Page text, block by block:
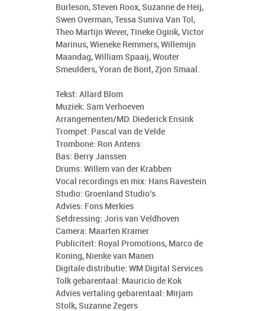
Burleson, Steven Roox, Suzanne de Heij,
Swen Overman, Tessa Suniva Van Tol,
Theo Martijn Wever, Tineke Ogink, Victor
Marinus, Wieneke Remmers, Willemijn
Maandag, William Spaaij, Wouter
Smeulders, Yoran de Bont, Zjon Smaal.
Tekst: Allard Blom
Muziek: Sam Verhoeven
Arrangementen/MD: Diederick Ensink
Trompet: Pascal van de Velde
Trombone: Ron Antens
Bas: Berry Janssen
Drums: Willem van der Krabben
Vocal recordings en mix: Hans Ravestein
Studio: Groenland Studio’s
Advies: Fons Merkies
Setdressing: Joris van Veldhoven
Camera: Maarten Kramer
Publiciteit: Royal Promotions, Marco de
Koning, Nienke van Manen
Digitale distributie: WM Digital Services
Tolk gebarentaal: Mauricio de Kok
Advies vertaling gebarentaal: Mirjam
Stolk, Suzanne Zegers